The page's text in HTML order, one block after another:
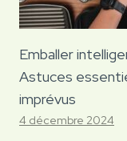
Emballer
Astuces
imprévus
4 décembre 2024